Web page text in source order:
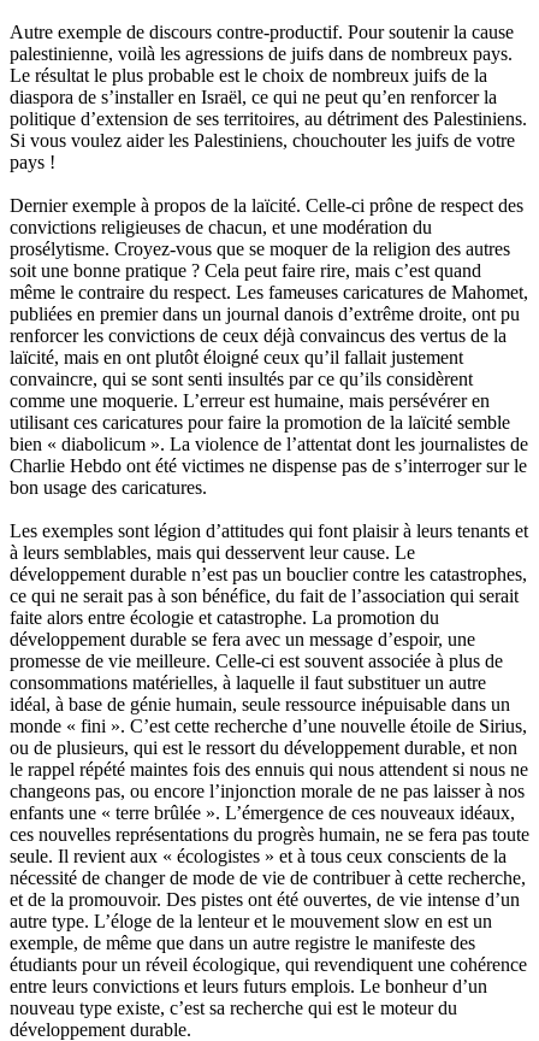
Autre exemple de discours contre-productif. Pour soutenir la cause
palestinienne, voilà les agressions de juifs dans de nombreux pays.
Le résultat le plus probable est le choix de nombreux juifs de la
diaspora de s’installer en Israël, ce qui ne peut qu’en renforcer la
politique d’extension de ses territoires, au détriment des Palestiniens.
Si vous voulez aider les Palestiniens, chouchouter les juifs de votre
pays !
Dernier exemple à propos de la laïcité. Celle-ci prône de respect des
convictions religieuses de chacun, et une modération du
prosélytisme. Croyez-vous que se moquer de la religion des autres
soit une bonne pratique ? Cela peut faire rire, mais c’est quand
même le contraire du respect. Les fameuses caricatures de Mahomet,
publiées en premier dans un journal danois d’extrême droite, ont pu
renforcer les convictions de ceux déjà convaincus des vertus de la
laïcité, mais en ont plutôt éloigné ceux qu’il fallait justement
convaincre, qui se sont senti insultés par ce qu’ils considèrent
comme une moquerie. L’erreur est humaine, mais persévérer en
utilisant ces caricatures pour faire la promotion de la laïcité semble
bien « diabolicum ». La violence de l’attentat dont les journalistes de
Charlie Hebdo ont été victimes ne dispense pas de s’interroger sur le
bon usage des caricatures.
Les exemples sont légion d’attitudes qui font plaisir à leurs tenants et
à leurs semblables, mais qui desservent leur cause. Le
développement durable n’est pas un bouclier contre les catastrophes,
ce qui ne serait pas à son bénéfice, du fait de l’association qui serait
faite alors entre écologie et catastrophe. La promotion du
développement durable se fera avec un message d’espoir, une
promesse de vie meilleure. Celle-ci est souvent associée à plus de
consommations matérielles, à laquelle il faut substituer un autre
idéal, à base de génie humain, seule ressource inépuisable dans un
monde « fini ». C’est cette recherche d’une nouvelle étoile de Sirius,
ou de plusieurs, qui est le ressort du développement durable, et non
le rappel répété maintes fois des ennuis qui nous attendent si nous ne
changeons pas, ou encore l’injonction morale de ne pas laisser à nos
enfants une « terre brûlée ». L’émergence de ces nouveaux idéaux,
ces nouvelles représentations du progrès humain, ne se fera pas toute
seule. Il revient aux « écologistes » et à tous ceux conscients de la
nécessité de changer de mode de vie de contribuer à cette recherche,
et de la promouvoir. Des pistes ont été ouvertes, de vie intense d’un
autre type. L’éloge de la lenteur et le mouvement slow en est un
exemple, de même que dans un autre registre le manifeste des
étudiants pour un réveil écologique, qui revendiquent une cohérence
entre leurs convictions et leurs futurs emplois. Le bonheur d’un
nouveau type existe, c’est sa recherche qui est le moteur du
développement durable.